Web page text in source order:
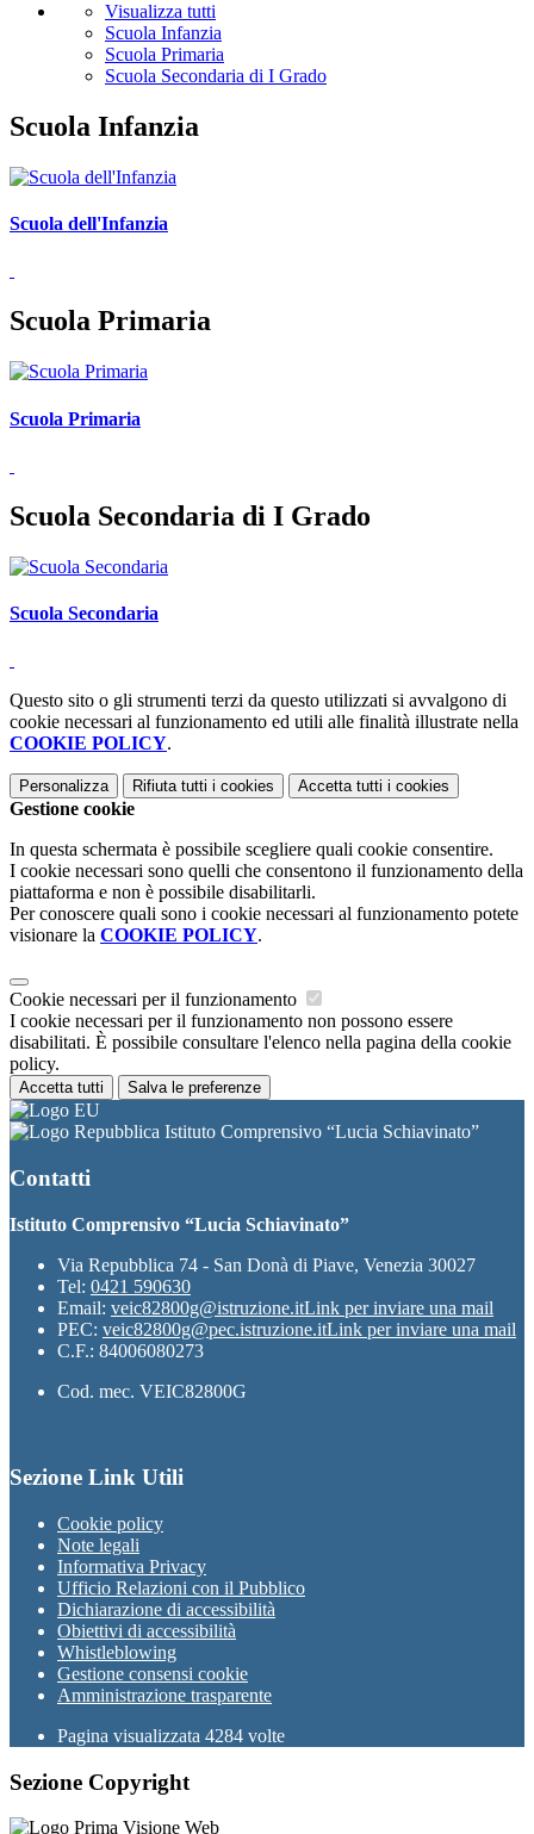
Visualizza tutti
Scuola Infanzia
Scuola Primaria
Scuola Secondaria di I Grado
Scuola Infanzia
Scuola dell'Infanzia
Scuola Primaria
Scuola Primaria
Scuola Secondaria di I Grado
Scuola Secondaria
Questo sito o gli strumenti terzi da questo utilizzati si avvalgono di
cookie necessari al funzionamento ed utili alle finalità illustrate nella
COOKIE POLICY.
Personalizza Rifiuta tutti i cookies Accetta tutti i cookies
Gestione cookie
In questa schermata è possibile scegliere quali cookie consentire.
I cookie necessari sono quelli che consentono il funzionamento della
piattaforma e non è possibile disabilitarli.
Per conoscere quali sono i cookie necessari al funzionamento potete
visionare la COOKIE POLICY.
Cookie necessari per il funzionamento
I cookie necessari per il funzionamento non possono essere
disabilitati. È possibile consultare l'elenco nella pagina della cookie
policy.
Accetta tutti Salva le preferenze
Istituto Comprensivo “Lucia Schiavinato”
Contatti
Istituto Comprensivo “Lucia Schiavinato”
Via Repubblica 74 - San Donà di Piave, Venezia 30027
Tel: 0421 590630
Email: veic82800g@istruzione.itLink per inviare una mail
PEC: veic82800g@pec.istruzione.itLink per inviare una mail
C.F.: 84006080273
Cod. mec. VEIC82800G
Sezione Link Utili
Cookie policy
Note legali
Informativa Privacy
Ufficio Relazioni con il Pubblico
Dichiarazione di accessibilità
Obiettivi di accessibilità
Whistleblowing
Gestione consensi cookie
Amministrazione trasparente
Pagina visualizzata 4284 volte
Sezione Copyright